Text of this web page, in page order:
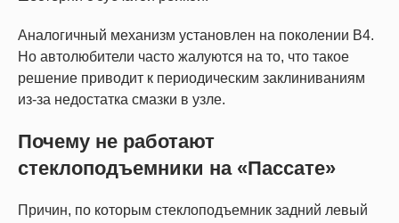
Аналогичный механизм установлен на поколении B4.
Но автолюбители часто жалуются на то, что такое
решение приводит к периодическим заклиниваниям
из-за недостатка смазки в узле.
Почему не работают
стеклоподъемники на «Пассате»
Причин, по которым стеклоподъемник задний левый